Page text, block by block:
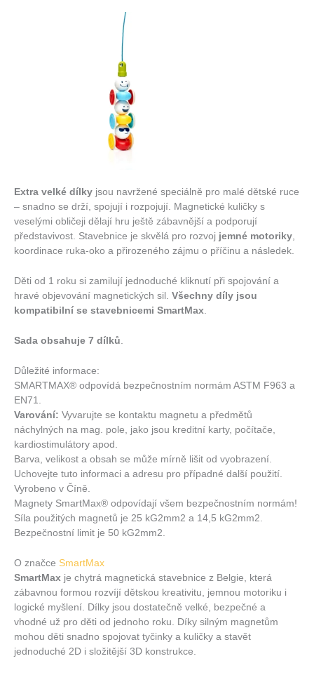
Extra velké dílky jsou navržené speciálně pro malé dětské ruce
– snadno se drží, spojují i rozpojují. Magnetické kuličky s
veselými obličeji dělají hru ještě zábavnější a podporují
představivost. Stavebnice je skvělá pro rozvoj jemné motoriky,
koordinace ruka-oko a přirozeného zájmu o příčinu a následek.
Děti od 1 roku si zamilují jednoduché kliknutí při spojování a
hravé objevování magnetických sil. Všechny díly jsou
kompatibilní se stavebnicemi SmartMax.
Sada obsahuje 7 dílků.
Důležité informace:
SMARTMAX® odpovídá bezpečnostním normám ASTM F963 a
EN71.
Varování: Vyvarujte se kontaktu magnetu a předmětů
náchylných na mag. pole, jako jsou kreditní karty, počítače,
kardiostimulátory apod.
Barva, velikost a obsah se může mírně lišit od vyobrazení.
Uchovejte tuto informaci a adresu pro případné další použití.
Vyrobeno v Číně.
Magnety SmartMax® odpovídají všem bezpečnostním normám!
Síla použitých magnetů je 25 kG2mm2 a 14,5 kG2mm2.
Bezpečnostní limit je 50 kG2mm2.
O značce SmartMax
SmartMax je chytrá magnetická stavebnice z Belgie, která
zábavnou formou rozvíjí dětskou kreativitu, jemnou motoriku i
logické myšlení. Dílky jsou dostatečně velké, bezpečné a
vhodné už pro děti od jednoho roku. Díky silným magnetům
mohou děti snadno spojovat tyčinky a kuličky a stavět
jednoduché 2D i složitější 3D konstrukce.